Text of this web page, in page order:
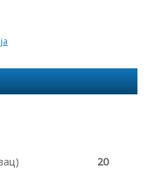
20